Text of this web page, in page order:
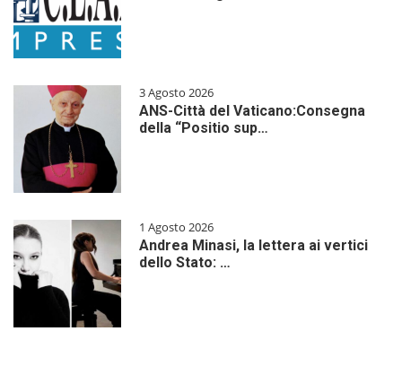
3 Agosto 2026
ANS-Città del Vaticano:Consegna
della “Positio sup…
1 Agosto 2026
Andrea Minasi, la lettera ai vertici
dello Stato: …